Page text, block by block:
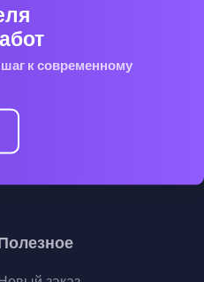
к современному